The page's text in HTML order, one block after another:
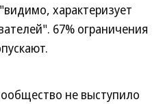
характеризует
67% ограничения
не выступило